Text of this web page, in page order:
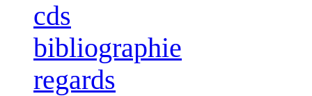
cds
bibliographie
regards